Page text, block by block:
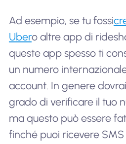
Ad esempio, se tu fossi
Ubero altre app di
queste app spesso ti
un numero
account. In genere
grado di verificare il tuo
ma questo può essere
finché puoi ricevere